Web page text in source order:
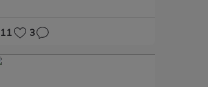
11 3